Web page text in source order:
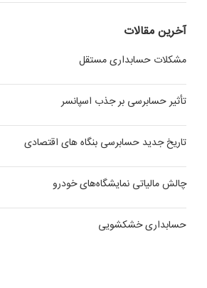
آخرین مقالات
مشکلات حسابداری مستقل
تأثیر حسابرسی بر جذب اسپانسر
تاریخ جدید حسابرسی بنگاه های اقتصادی
چالش مالیاتی نمایشگاه‌های خودرو
حسابداری خشکشویی